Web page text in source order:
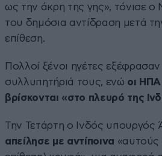
ως την άκρη της γης», τόνισε ο
του δημόσια αντίδραση μετά
επίθεση.
Πολλοί ξένοι ηγέτες
συλλυπητήριά τους, ενώ οι ΗΠΑ
βρίσκονται «στο πλευρό της
Την Τετάρτη ο Ινδός υπουργός
απείλησε με αντίποινα